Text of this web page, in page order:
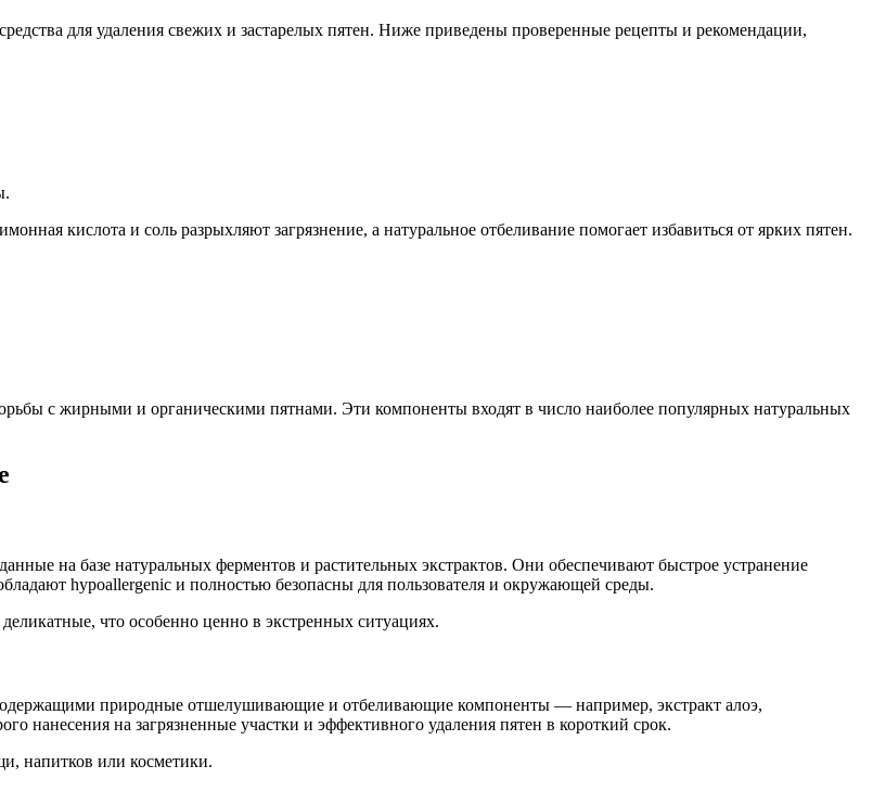
для удаления свежих и застарелых пятен. Ниже приведены проверенные рецепты и рекомендации,
кислота и соль разрыхляют загрязнение, а натуральное отбеливание помогает избавиться от ярких пятен.
с жирными и органическими пятнами. Эти компоненты входят в число наиболее популярных натуральных
на базе натуральных ферментов и растительных экстрактов. Они обеспечивают быстрое устранение
hypoallergenic и полностью безопасны для пользователя и окружающей среды.
что особенно ценно в экстренных ситуациях.
природные отшелушивающие и отбеливающие компоненты — например, экстракт алоэ,
нанесения на загрязненные участки и эффективного удаления пятен в короткий срок.
напитков или косметики.